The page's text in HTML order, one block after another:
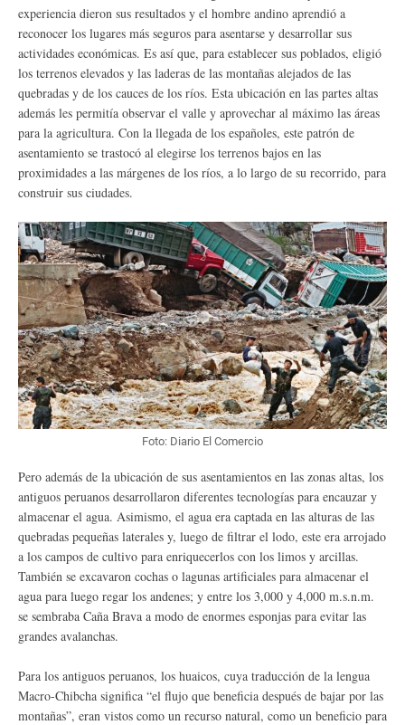
experiencia dieron sus resultados y el hombre andino aprendió a
reconocer los lugares más seguros para asentarse y desarrollar sus
actividades económicas. Es así que, para establecer sus poblados, eligió
los terrenos elevados y las laderas de las montañas alejados de las
quebradas y de los cauces de los ríos. Esta ubicación en las partes altas
además les permitía observar el valle y aprovechar al máximo las áreas
para la agricultura. Con la llegada de los españoles, este patrón de
asentamiento se trastocó al elegirse los terrenos bajos en las
proximidades a las márgenes de los ríos, a lo largo de su recorrido, para
construir sus ciudades.
Foto: Diario El Comercio
Pero además de la ubicación de sus asentamientos en las zonas altas, los
antiguos peruanos desarrollaron diferentes tecnologías para encauzar y
almacenar el agua. Asimismo, el agua era captada en las alturas de las
quebradas pequeñas laterales y, luego de filtrar el lodo, este era arrojado
a los campos de cultivo para enriquecerlos con los limos y arcillas.
También se excavaron cochas o lagunas artificiales para almacenar el
agua para luego regar los andenes; y entre los 3,000 y 4,000 m.s.n.m.
se sembraba Caña Brava a modo de enormes esponjas para evitar las
grandes avalanchas.
Para los antiguos peruanos, los huaicos, cuya traducción de la lengua
Macro-Chibcha significa “el flujo que beneficia después de bajar por las
montañas”, eran vistos como un recurso natural, como un beneficio para